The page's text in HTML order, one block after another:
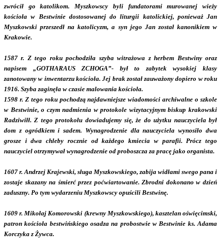
zwrócił go katolikom. Myszkowscy byli fundatorami murowanej wieży
kościoła w Bestwinie dostosowanej do liturgii katolickiej, ponieważ Jan
Myszkowski przeszedł na katolicyzm, a syn jego Jan został kanonikiem w
Krakowie.
1587 r. Z tego roku pochodziła szyba witrażowa z herbem Bestwiny oraz
napisem „GOTHARAUS ZCHOGA”- był to zabytek wysokiej klasy
zanotowany w inwentarzu kościoła. Jej brak został zauważony dopiero w roku
1916. Szyba zaginęła w czasie malowania kościoła.
1598 r. Z tego roku pochodzą najdawniejsze wiadomości archiwalne o szkole
w Bestwinie, o czym nadmienia w protokole wizytacyjnym biskup krakowski
Radziwiłł. Z tego protokołu dowiadujemy się, że do użytku nauczyciela był
dom z ogródkiem i sadem. Wynagrodzenie dla nauczyciela wynosiło dwa
grosze i dwa chleby rocznie od każdego kmiecia w parafii. Prócz tego
nauczyciel otrzymywał wynagrodzenie od proboszcza za pracę jako organista.
1607 r. Andrzej Krajewski, sługa Myszkowskiego, zabija widłami swego pana i
zostaje skazany na śmierć przez poćwiartowanie. Zbrodni dokonano w dzień
zaduszny. Po tym wydarzeniu Myszkowscy opuścili Bestwinę.
1609 r. Mikołaj Komorowski (krewny Myszkowskiego), kasztelan oświęcimski,
patron kościoła bestwińskiego osadza na probostwie w Bestwinie ks. Adama
Korczyka z Żywca.